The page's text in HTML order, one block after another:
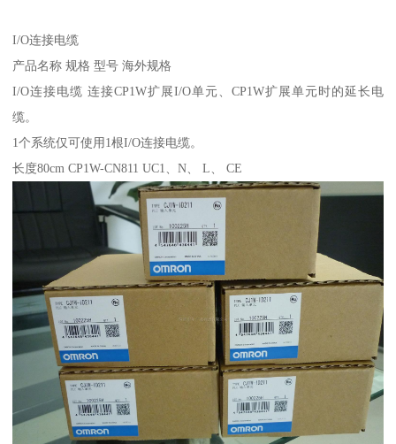
I/O连接电缆
产品名称 规格 型号 海外规格
I/O连接电缆 连接CP1W扩展I/O单元、CP1W扩展单元时的延长电
缆。
1个系统仅可使用1根I/O连接电缆。
长度80cm CP1W-CN811 UC1、N、 L、 CE